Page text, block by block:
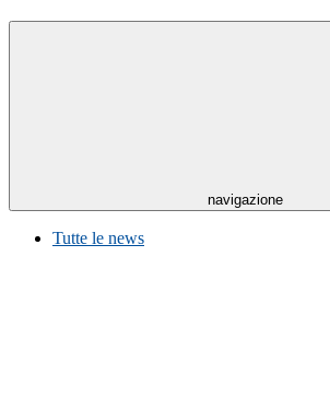
navigazione
Tutte le news